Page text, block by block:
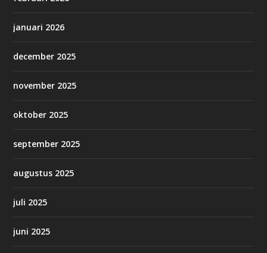
januari 2026
december 2025
november 2025
oktober 2025
september 2025
augustus 2025
juli 2025
juni 2025